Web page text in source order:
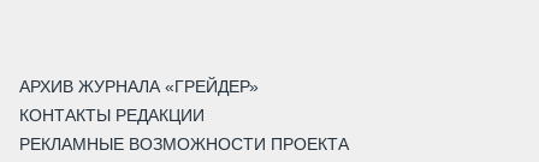
АРХИВ ЖУРНАЛА «ГРЕЙДЕР»
КОНТАКТЫ РЕДАКЦИИ
РЕКЛАМНЫЕ ВОЗМОЖНОСТИ ПРОЕКТА